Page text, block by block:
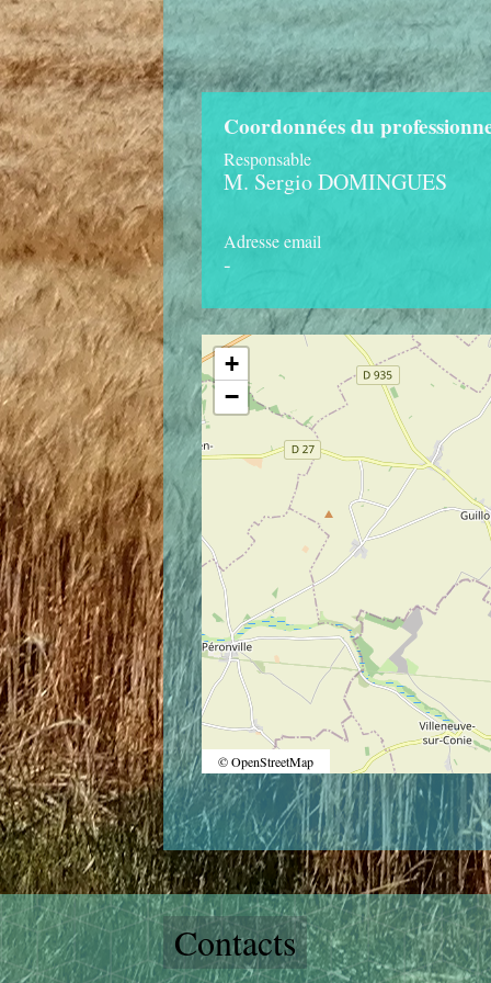
Coordonnées du
Responsable
M. Sergio DOMINGUES
Adresse email
-
+
−
© OpenStreetMap
Contacts